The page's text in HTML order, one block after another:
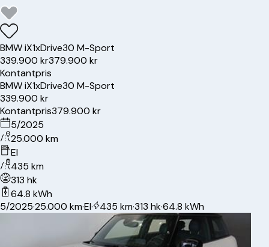
BMWiX1xDrive30 M-Sport
339.900 kr379.900 kr
Kontantpris
BMWiX1xDrive30 M-Sport
339.900 kr
Kontantpris379.900 kr
5/2025
25.000 km
El
435 km
313 hk
64.8 kWh
5/2025·25.000 km·El· 435 km·313 hk·64.8 kWh